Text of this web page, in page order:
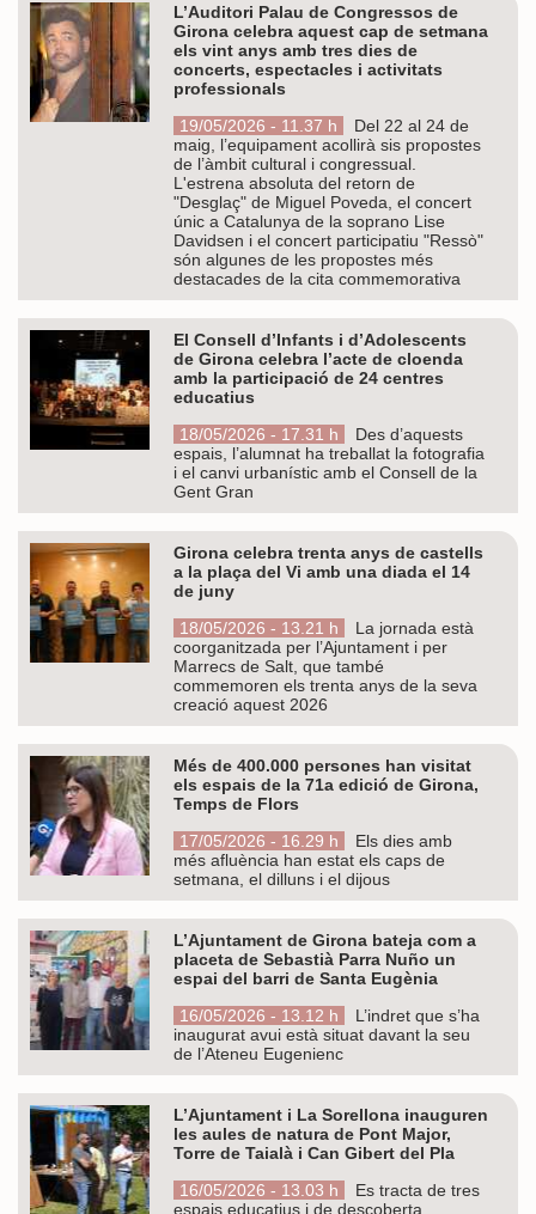
L’Auditori Palau de Congressos de
Girona celebra aquest cap de setmana
els vint anys amb tres dies de
concerts, espectacles i activitats
professionals
19/05/2026 - 11.37 h
Del 22 al 24 de
maig, l’equipament acollirà sis propostes
de l’àmbit cultural i congressual.
L'estrena absoluta del retorn de
"Desglaç" de Miguel Poveda, el concert
únic a Catalunya de la soprano Lise
Davidsen i el concert participatiu "Ressò"
són algunes de les propostes més
destacades de la cita commemorativa
El Consell d’Infants i d’Adolescents
de Girona celebra l’acte de cloenda
amb la participació de 24 centres
educatius
18/05/2026 - 17.31 h
Des d’aquests
espais, l’alumnat ha treballat la fotografia
i el canvi urbanístic amb el Consell de la
Gent Gran
Girona celebra trenta anys de castells
a la plaça del Vi amb una diada el 14
de juny
18/05/2026 - 13.21 h
La jornada està
coorganitzada per l’Ajuntament i per
Marrecs de Salt, que també
commemoren els trenta anys de la seva
creació aquest 2026
Més de 400.000 persones han visitat
els espais de la 71a edició de Girona,
Temps de Flors
17/05/2026 - 16.29 h
Els dies amb
més afluència han estat els caps de
setmana, el dilluns i el dijous
L’Ajuntament de Girona bateja com a
placeta de Sebastià Parra Nuño un
espai del barri de Santa Eugènia
16/05/2026 - 13.12 h
L’indret que s’ha
inaugurat avui està situat davant la seu
de l’Ateneu Eugenienc
L’Ajuntament i La Sorellona inauguren
les aules de natura de Pont Major,
Torre de Taialà i Can Gibert del Pla
16/05/2026 - 13.03 h
Es tracta de tres
espais educatius i de descoberta